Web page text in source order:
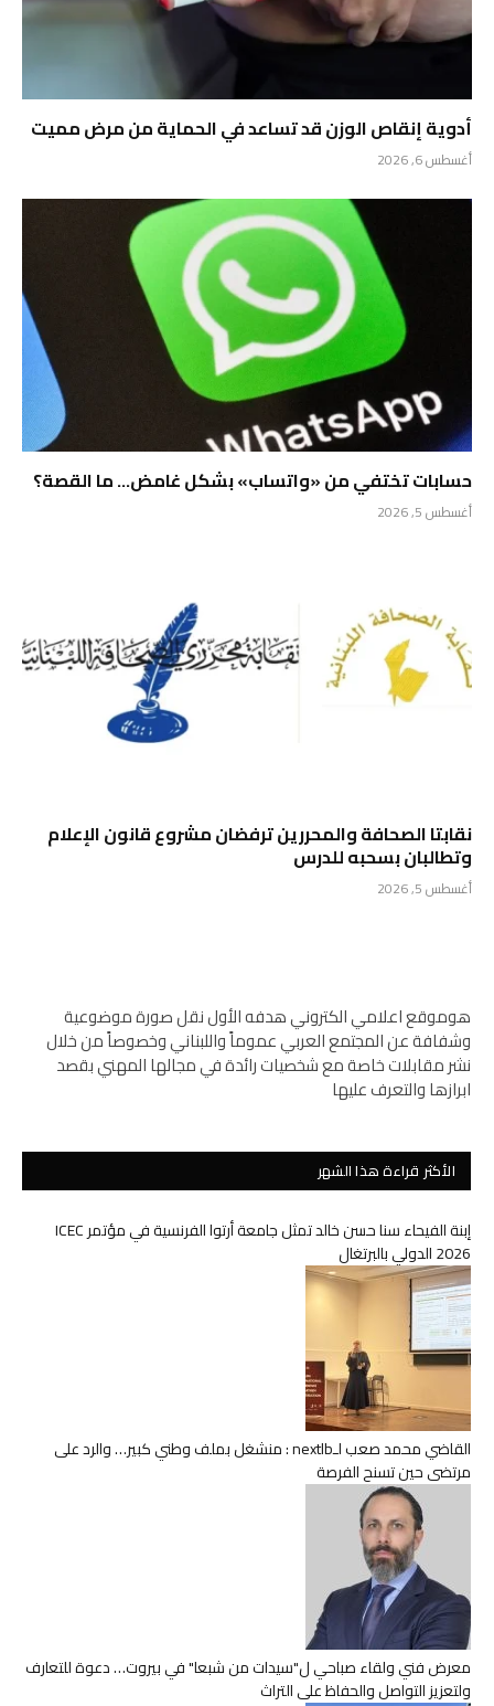
أدوية إنقاص الوزن قد تساعد في الحماية من مرض مميت
أغسطس 6, 2026
حسابات تختفي من «واتساب» بشكل غامض… ما القصة؟
أغسطس 5, 2026
نقابتا الصحافة والمحررين ترفضان مشروع قانون الإعلام
وتطالبان بسحبه للدرس
أغسطس 5, 2026
هوموقع اعلامي الكتروني هدفه الأول نقل صورة موضوعية
وشفافة عن المجتمع العربي عموماً واللبناني وخصوصاً من خلال
نشر مقابلات خاصة مع شخصيات رائدة في مجالها المهني بقصد
ابرازها والتعرف عليها
الأكثر قراءة هذا الشهر
إبنة الفيحاء سنا حسن خالد تمثل جامعة أرتوا الفرنسية في مؤتمر ICEC
2026 الدولي بالبرتغال
القاضي محمد صعب لـnextlb : منشغل بملف وطني كبير… والرد على
مرتضى حين تسنح الفرصة
معرض فني ولقاء صباحي ل"سيدات من شبعا" في بيروت… دعوة للتعارف
ولتعزيز التواصل والحفاظ على التراث